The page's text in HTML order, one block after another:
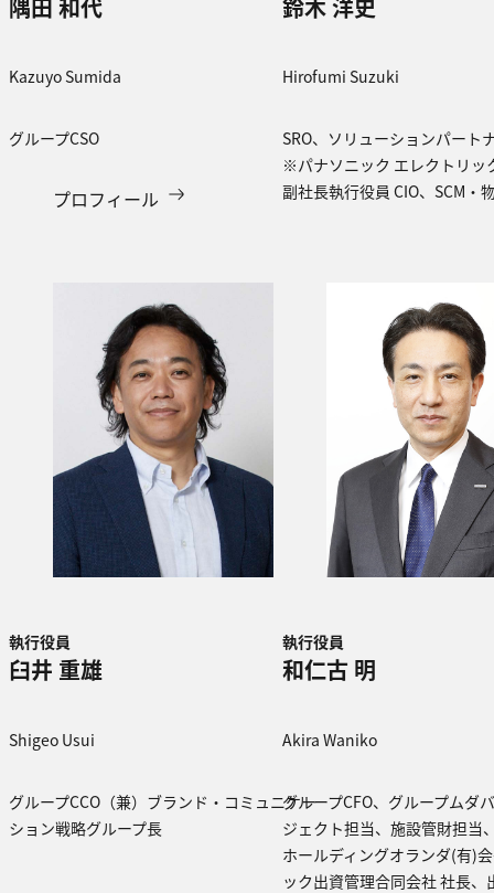
隅田 和代
Kazuyo Sumida
グループCSO
プロフィール
鈴木 洋史
Hirofumi Suzuki
SRO、ソリューションパート
※パナソニック エレクトリッ
副社長執行役員 CIO、SCM・
執行役員
臼井 重雄
Shigeo Usui
グループCCO（兼）ブランド・コミュニケー
ション戦略グループ長
執行役員
和仁古 明
Akira Waniko
グループCFO、グループムダ
ジェクト担当、施設管財担当
ホールディングオランダ(有)
ック出資管理合同会社 社長、